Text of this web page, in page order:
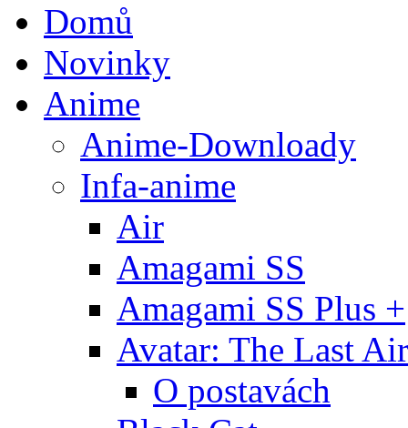
Domů
Novinky
Anime
Anime-Downloady
Infa-anime
Air
Amagami SS
Amagami SS Plus +
Avatar: The Last
O postavách